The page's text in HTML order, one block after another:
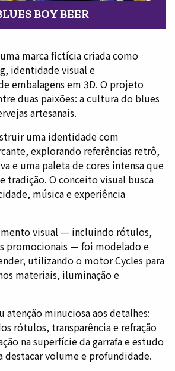
BOY BEER
marca fictícia criada como
identidade visual e
embalagens em 3D. O projeto
duas paixões: a cultura do blues
artesanais.
uma identidade com
explorando referências retrô,
e uma paleta de cores intensa que
tradição. O conceito visual busca
música e experiência
visual — incluindo rótulos,
promocionais — foi modelado e
utilizando o motor Cycles para
materiais, iluminação e
atenção minuciosa aos detalhes:
rótulos, transparência e refração
na superfície da garrafa e estudo
destacar volume e profundidade.